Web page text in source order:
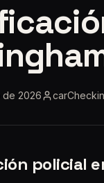
de 2026
policial